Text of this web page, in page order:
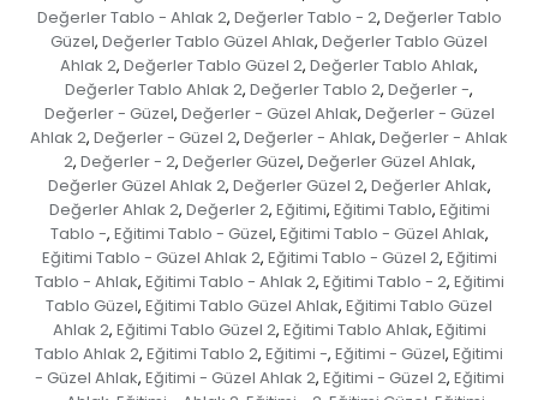
Değerler Tablo - Ahlak 2, Değerler Tablo - 2, Değerler Tablo
Güzel, Değerler Tablo Güzel Ahlak, Değerler Tablo Güzel
Ahlak 2, Değerler Tablo Güzel 2, Değerler Tablo Ahlak,
Değerler Tablo Ahlak 2, Değerler Tablo 2, Değerler -,
Değerler - Güzel, Değerler - Güzel Ahlak, Değerler - Güzel
Ahlak 2, Değerler - Güzel 2, Değerler - Ahlak, Değerler - Ahlak
2, Değerler - 2, Değerler Güzel, Değerler Güzel Ahlak,
Değerler Güzel Ahlak 2, Değerler Güzel 2, Değerler Ahlak,
Değerler Ahlak 2, Değerler 2, Eğitimi, Eğitimi Tablo, Eğitimi
Tablo -, Eğitimi Tablo - Güzel, Eğitimi Tablo - Güzel Ahlak,
Eğitimi Tablo - Güzel Ahlak 2, Eğitimi Tablo - Güzel 2, Eğitimi
Tablo - Ahlak, Eğitimi Tablo - Ahlak 2, Eğitimi Tablo - 2, Eğitimi
Tablo Güzel, Eğitimi Tablo Güzel Ahlak, Eğitimi Tablo Güzel
Ahlak 2, Eğitimi Tablo Güzel 2, Eğitimi Tablo Ahlak, Eğitimi
Tablo Ahlak 2, Eğitimi Tablo 2, Eğitimi -, Eğitimi - Güzel, Eğitimi
- Güzel Ahlak, Eğitimi - Güzel Ahlak 2, Eğitimi - Güzel 2, Eğitimi